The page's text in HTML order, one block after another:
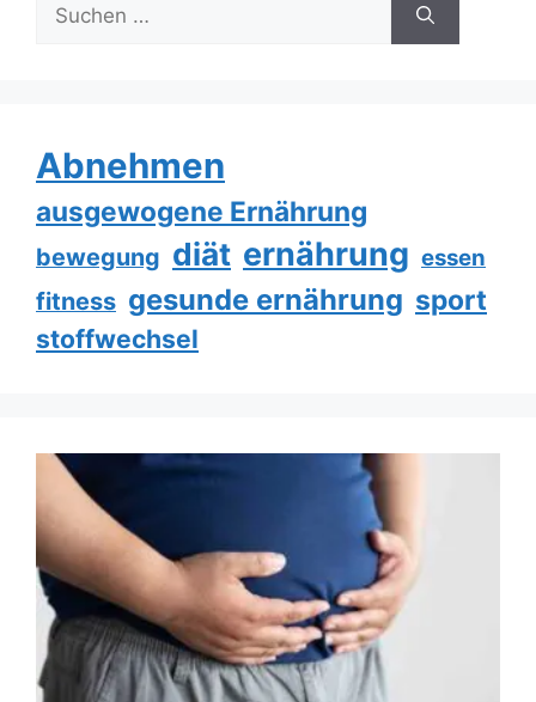
nach:
Abnehmen
ausgewogene Ernährung
bewegung diät ernährung essen
fitness gesunde ernährung sport
stoffwechsel